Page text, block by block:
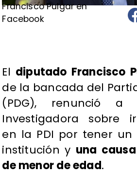
Francisco Pulgar en
Facebook
El diputado Francisco
de la bancada del
(PDG), renunció a
Investigadora sobre
en la PDI por tener
institución y una
de menor de edad.